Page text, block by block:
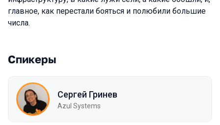
главное, как перестали бояться и полюбили большие
числа.
Спикеры
Сергей Гринев
Azul Systems